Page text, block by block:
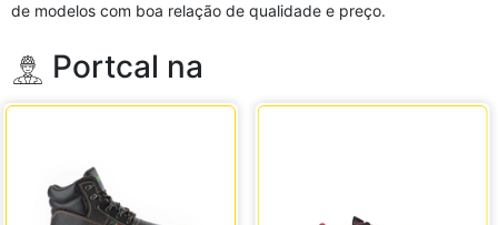
de modelos com boa relação de qualidade e preço.
Portcal na